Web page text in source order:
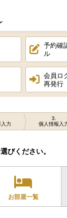
予約確
ル
会員ロ
再発行
力
3
個人情報入
びください。
お部屋一覧